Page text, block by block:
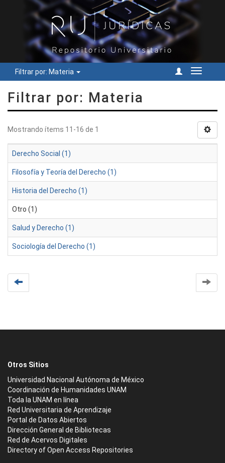
Filtrar por: Materia
Cambiar
Filtrar por: Materia
Mostrando ítems 11-16 de 1
Derecho Social (1)
Filosofía y Teoría del Derecho (1)
Historia del Derecho (1)
Otro (1)
Salud y Derecho (1)
Sociología del Derecho (1)
Otros Sitios
Universidad Nacional Autónoma de México
Coordinación de Humanidades UNAM
Toda la UNAM en línea
Red Universitaria de Aprendizaje
Portal de Datos Abiertos
Dirección General de Bibliotecas
Red de Acervos Digitales
Directory of Open Access Repositories